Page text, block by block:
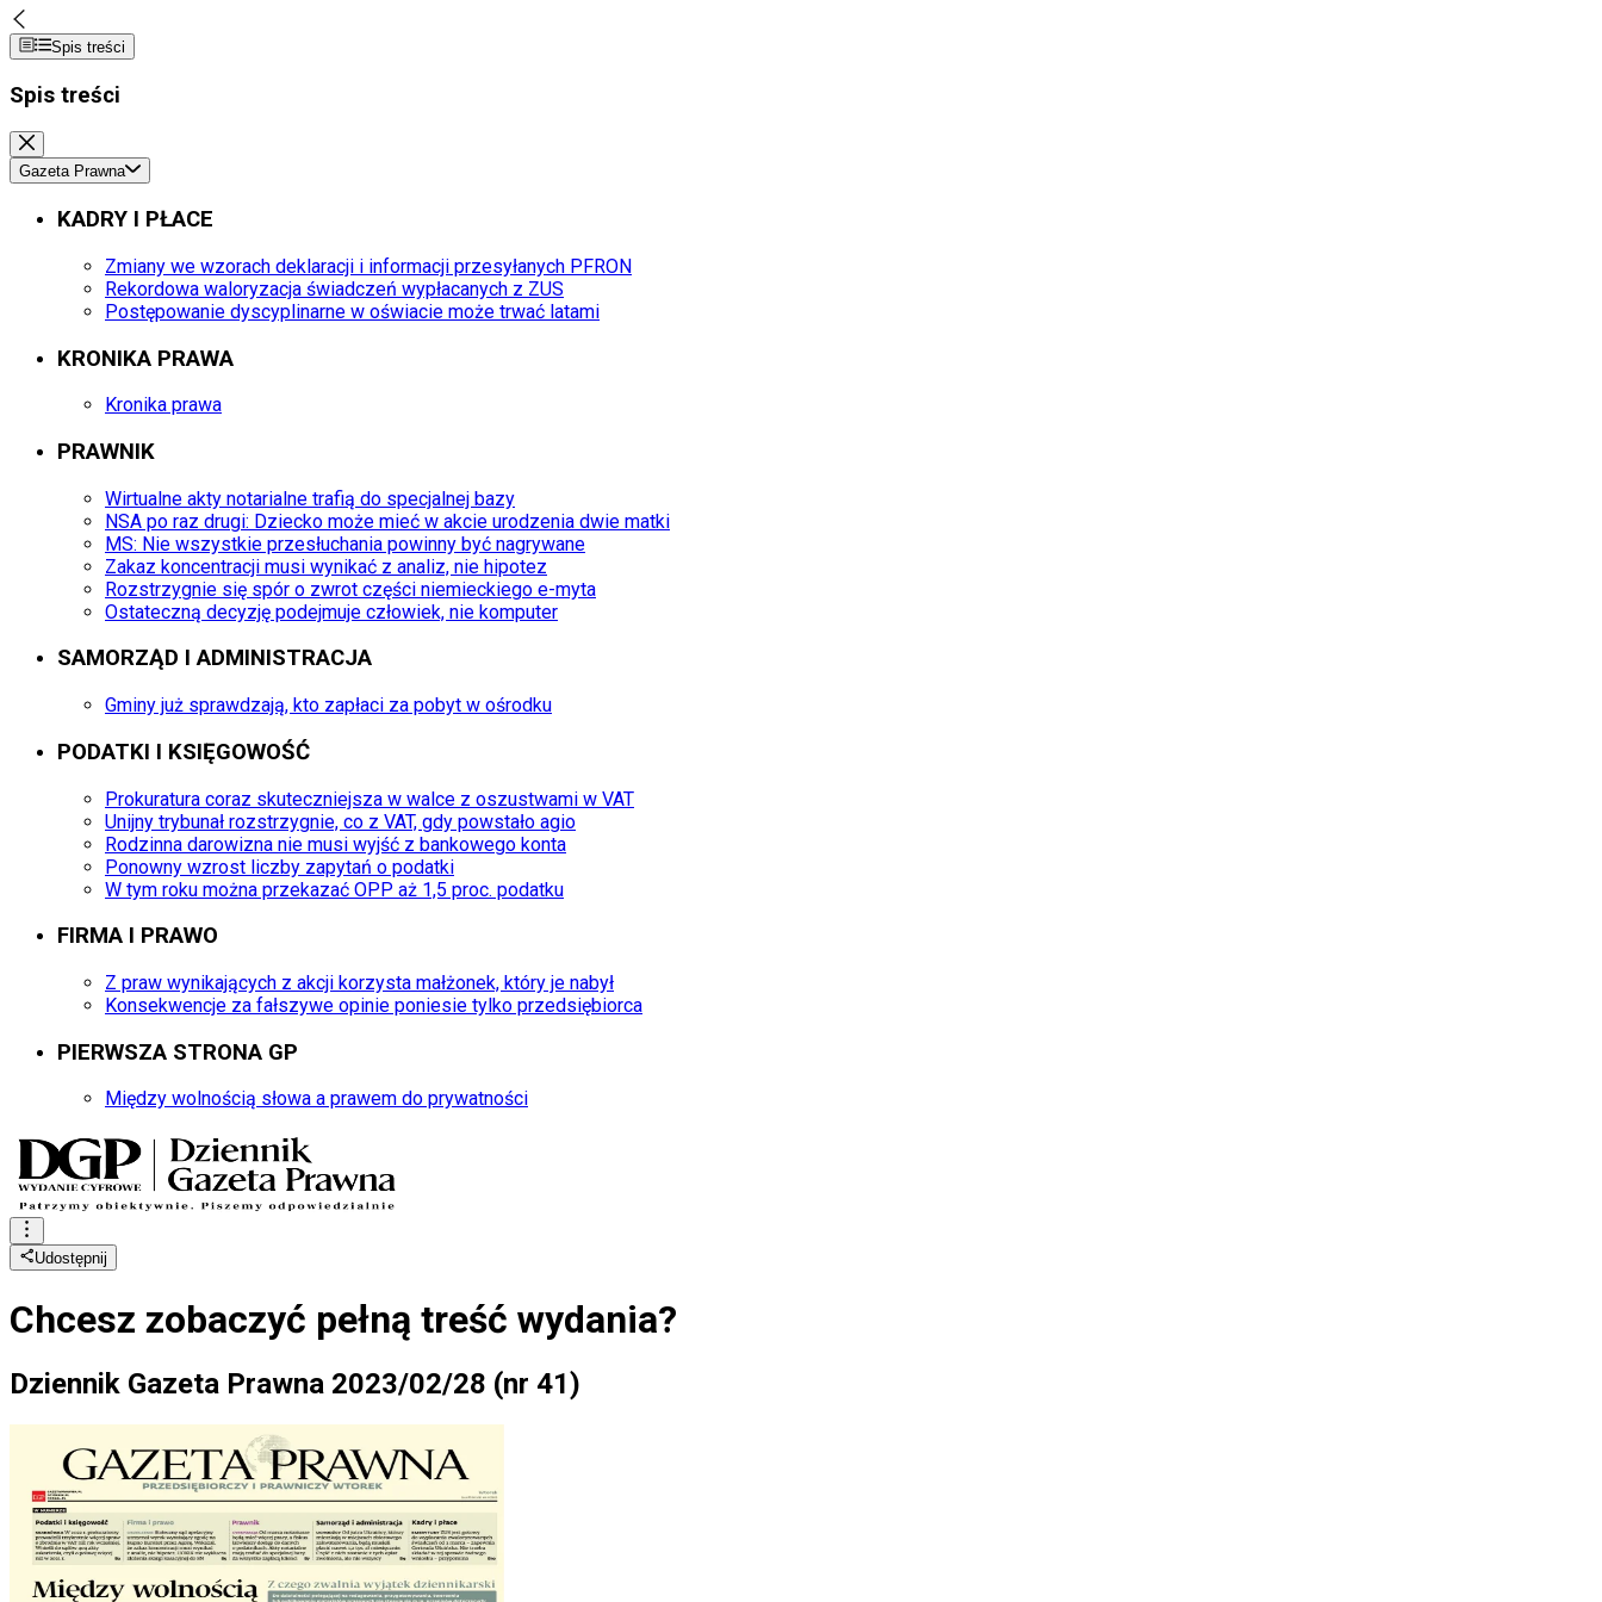
Spis treści
Spis treści
Gazeta Prawna
KADRY I PŁACE
Zmiany we wzorach deklaracji i informacji przesyłanych PFRON
Rekordowa waloryzacja świadczeń wypłacanych z ZUS
Postępowanie dyscyplinarne w oświacie może trwać latami
KRONIKA PRAWA
Kronika prawa
PRAWNIK
Wirtualne akty notarialne trafią do specjalnej bazy
NSA po raz drugi: Dziecko może mieć w akcie urodzenia dwie matki
MS: Nie wszystkie przesłuchania powinny być nagrywane
Zakaz koncentracji musi wynikać z analiz, nie hipotez
Rozstrzygnie się spór o zwrot części niemieckiego e-myta
Ostateczną decyzję podejmuje człowiek, nie komputer
SAMORZĄD I ADMINISTRACJA
Gminy już sprawdzają, kto zapłaci za pobyt w ośrodku
PODATKI I KSIĘGOWOŚĆ
Prokuratura coraz skuteczniejsza w walce z oszustwami w VAT
Unijny trybunał rozstrzygnie, co z VAT, gdy powstało agio
Rodzinna darowizna nie musi wyjść z bankowego konta
Ponowny wzrost liczby zapytań o podatki
W tym roku można przekazać OPP aż 1,5 proc. podatku
FIRMA I PRAWO
Z praw wynikających z akcji korzysta małżonek, który je nabył
Konsekwencje za fałszywe opinie poniesie tylko przedsiębiorca
PIERWSZA STRONA GP
Między wolnością słowa a prawem do prywatności
Udostępnij
Chcesz zobaczyć pełną treść wydania?
Dziennik Gazeta Prawna 2023/02/28 (nr 41)